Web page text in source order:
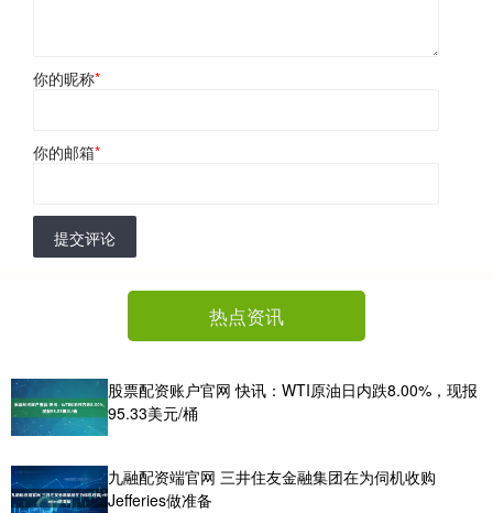
你的昵称*
你的邮箱*
提交评论
热点资讯
股票配资账户官网 快讯：WTI原油日内跌8.00%，现报
95.33美元/桶
九融配资端官网 三井住友金融集团在为伺机收购
Jefferies做准备